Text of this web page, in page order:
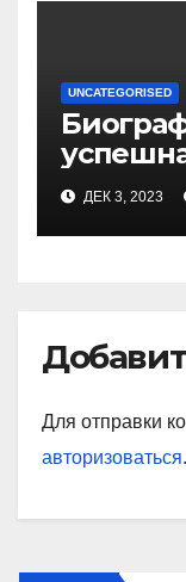
UNCATEGORISED
ДЕК 3, 2023
Для отправки
авторизоваться.